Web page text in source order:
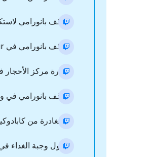
- توقف بانورامي
- توقف بانورامي في Ortahisar (القلعة الوسطى).
- زيارة مركز الأحجار
- توقف بانورامي في
- المغادرة من
- تناول وجبة الغداء